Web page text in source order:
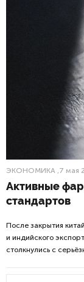
ЭКОНОМИКА ,7 мая
Активные
стандартов
После закрытия
и индийского
столкнулись с